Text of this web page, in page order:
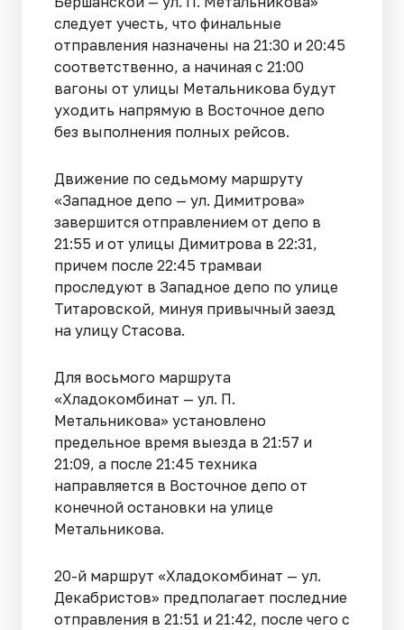
следует учесть, что финальные
отправления назначены на 21:30 и 20:45
соответственно, а начиная с 21:00
вагоны от улицы Метальникова будут
уходить напрямую в Восточное депо
без выполнения полных рейсов.
Движение по седьмому маршруту
«Западное депо — ул. Димитрова»
завершится отправлением от депо в
21:55 и от улицы Димитрова в 22:31,
причем после 22:45 трамваи
проследуют в Западное депо по улице
Титаровской, минуя привычный заезд
на улицу Стасова.
Для восьмого маршрута
«Хладокомбинат — ул. П.
Метальникова» установлено
предельное время выезда в 21:57 и
21:09, а после 21:45 техника
направляется в Восточное депо от
конечной остановки на улице
Метальникова.
20-й маршрут «Хладокомбинат — ул.
Декабристов» предполагает последние
отправления в 21:51 и 21:42, после чего с